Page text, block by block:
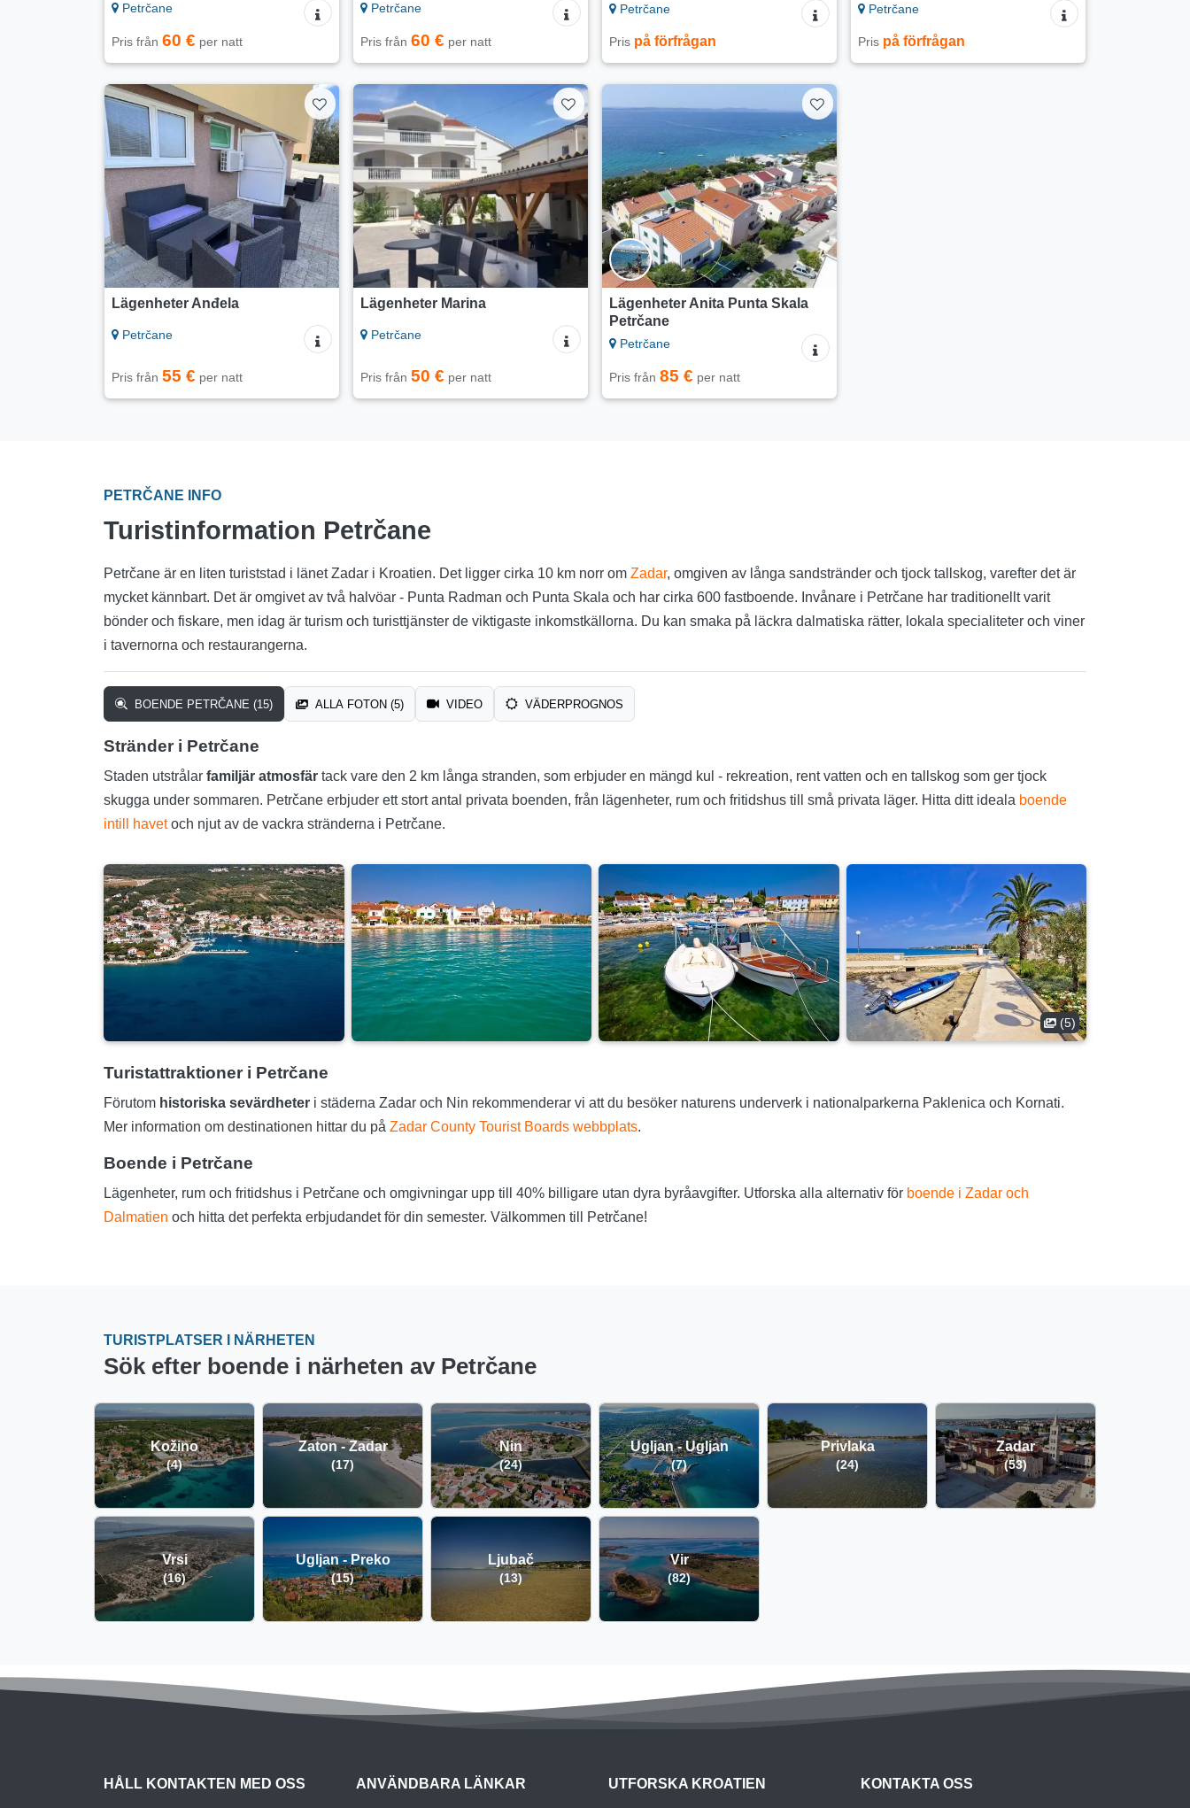
Petrčane
Pris från 60 € per natt
Petrčane
Pris från 60 € per natt
Petrčane
Pris på förfrågan
Petrčane
Pris på förfrågan
Lägenheter Anđela
Petrčane
Pris från 55 € per natt
Lägenheter Marina
Petrčane
Pris från 50 € per natt
Lägenheter Anita Punta Skala
Petrčane
Petrčane
Pris från 85 € per natt
PETRČANE INFO
Turistinformation Petrčane
Petrčane är en liten turiststad i länet Zadar i Kroatien. Det ligger cirka 10 km norr om Zadar, omgiven av långa sandstränder och tjock tallskog, varefter det är
mycket kännbart. Det är omgivet av två halvöar - Punta Radman och Punta Skala och har cirka 600 fastboende. Invånare i Petrčane har traditionellt varit
bönder och fiskare, men idag är turism och turisttjänster de viktigaste inkomstkällorna. Du kan smaka på läckra dalmatiska rätter, lokala specialiteter och viner
i tavernorna och restaurangerna.
BOENDE PETRČANE (15) ALLA FOTON (5) VIDEO VÄDERPROGNOS
Stränder i Petrčane
Staden utstrålar familjär atmosfär tack vare den 2 km långa stranden, som erbjuder en mängd kul - rekreation, rent vatten och en tallskog som ger tjock
skugga under sommaren. Petrčane erbjuder ett stort antal privata boenden, från lägenheter, rum och fritidshus till små privata läger. Hitta ditt ideala boende
intill havetoch njut av de vackra stränderna i Petrčane.
(5)
Turistattraktioner i Petrčane
Förutom historiska sevärdheter i städerna Zadar och Nin rekommenderar vi att du besöker naturens underverk i nationalparkerna Paklenica och Kornati.
Mer information om destinationen hittar du på Zadar County Tourist Boards webbplats.
Boende i Petrčane
Lägenheter, rum och fritidshus i Petrčane och omgivningar upp till 40% billigare utan dyra byråavgifter. Utforska alla alternativ för boende i Zadar och
Dalmatien och hitta det perfekta erbjudandet för din semester. Välkommen till Petrčane!
TURISTPLATSER I NÄRHETEN
Sök efter boende i närheten av Petrčane
Kožino
(4)
Zaton - Zadar
(17)
Nin
(24)
Ugljan - Ugljan
(7)
Privlaka
(24)
Zadar
(53)
Vrsi
(16)
Ugljan - Preko
(15)
Ljubač
(13)
Vir
(82)
HÅLL KONTAKTEN MED OSS ANVÄNDBARA LÄNKAR UTFORSKA KROATIEN KONTAKTA OSS